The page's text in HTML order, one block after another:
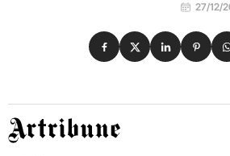
27/12/
Condividi su Facebook
Condividi su X
Condividi su
Artribune